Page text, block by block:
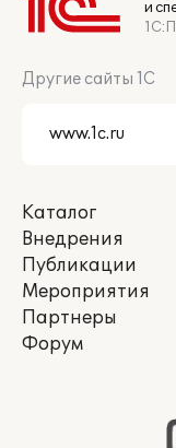
и
Другие сайты 1С
Каталог
Внедрения
Публикации
Мероприятия
Партнеры
Форум